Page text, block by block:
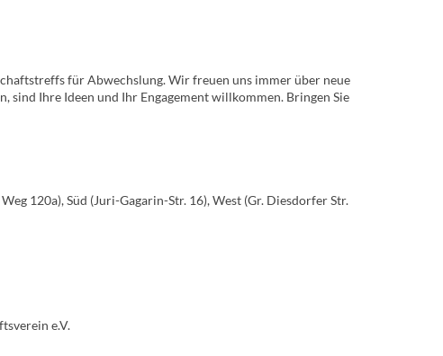
für Abwechslung. Wir freuen uns immer über neue
sind Ihre Ideen und Ihr Engagement willkommen. Bringen Sie
120a), Süd (Juri-Gagarin-Str. 16), West (Gr. Diesdorfer Str.
e.V.